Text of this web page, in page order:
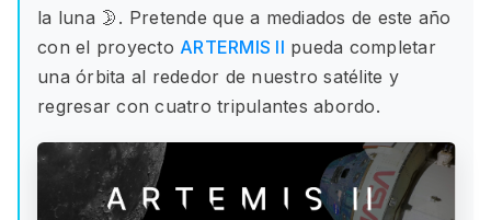
la luna 🌛. Pretende que a mediados de este año
con el proyecto ARTERMIS II pueda completar
una órbita al rededor de nuestro satélite y
regresar con cuatro tripulantes abordo.